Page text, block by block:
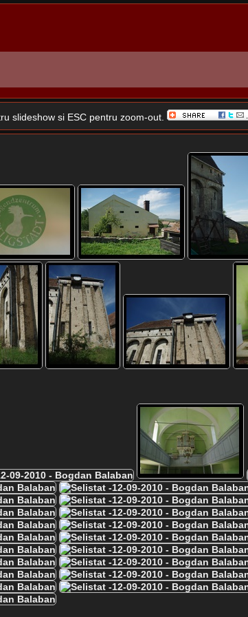
slideshow si ESC pentru zoom-out.